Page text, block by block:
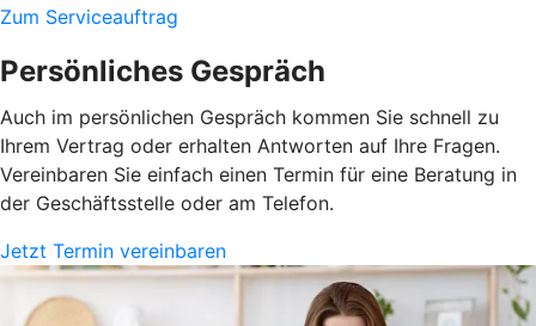
Zum Serviceauftrag
Persönliches Gespräch
Auch im persönlichen Gespräch kommen Sie schnell zu
Ihrem Vertrag oder erhalten Antworten auf Ihre Fragen.
Vereinbaren Sie einfach einen Termin für eine Beratung in
der Geschäftsstelle oder am Telefon.
Jetzt Termin vereinbaren